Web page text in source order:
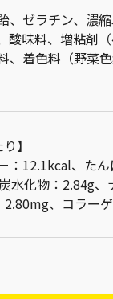
、ゼラチン、濃
酸味料、増粘剤
、着色料（野菜
】
：12.1kcal、た
水化物：2.84g
2.80mg、コラー